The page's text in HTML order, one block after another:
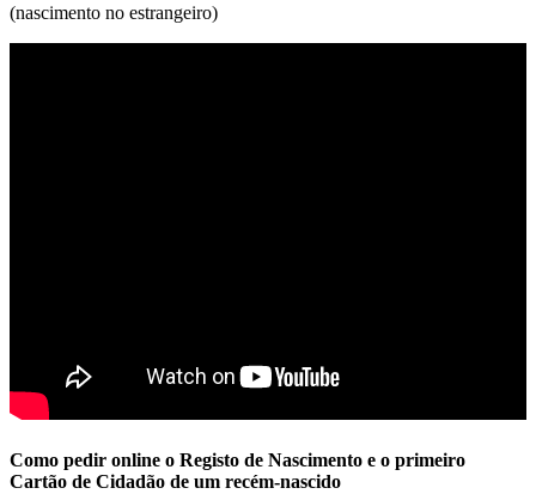
(nascimento no estrangeiro)
Como pedir online o Registo de Nascimento e o primeiro
Cartão de Cidadão de um recém-nascido